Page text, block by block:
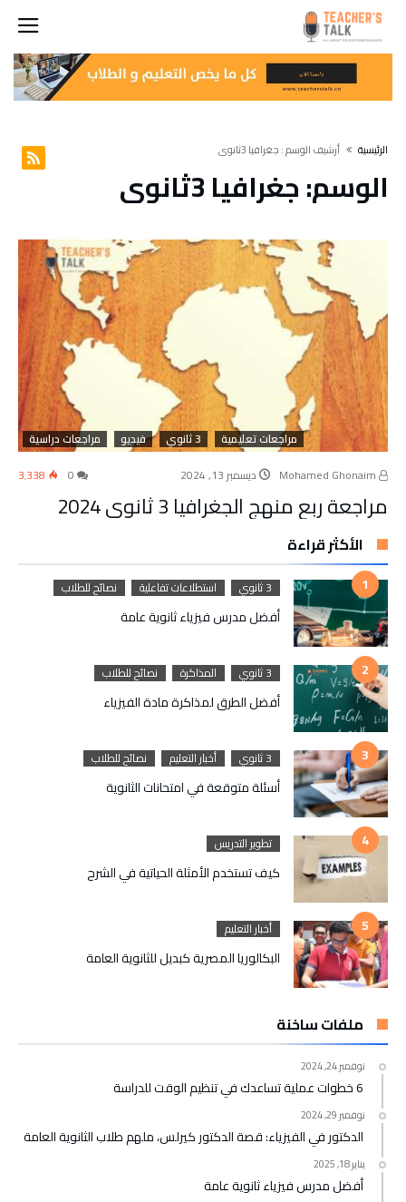
‫الرئيسية‬ ‫أرشيف الوسم :‬ جغرافيا 3ثانوي
الوسم:جغرافيا 3ثانوي
مراجعات تعليمية 3 ثانوي فيديو
مراجعات دراسية
ديسمبر 13, 2024 3٬338
مراجعة ربع منهج الجغرافيا 3 ثانوي 2024
الأكثر قراءة
3 ثانوي استطلاعات تفاعلية نصائح للطلاب
أفضل مدرس فيزياء ثانوية عامة
3 ثانوي المذاكرة نصائح للطلاب
أفضل الطرق لمذاكرة مادة الفيزياء
3 ثانوي أخبار التعليم نصائح للطلاب
أسئلة متوقعة في امتحانات الثانوية
تطوير التدريس
كيف تستخدم الأمثلة الحياتية في الشرح
أخبار التعليم
البكالوريا المصرية كبديل للثانوية العامة
ملفات ساخنة
نوفمبر 24, 2024
6 خطوات عملية تساعدك في تنظيم الوقت للدراسة
نوفمبر 29, 2024
الدكتور في الفيزياء: قصة الدكتور كيرلس، ملهم طلاب الثانوية العامة
يناير 18, 2025
أفضل مدرس فيزياء ثانوية عامة